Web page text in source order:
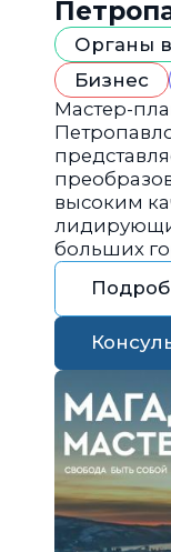
Органы
Бизнес
Мастер-
высоким
больших